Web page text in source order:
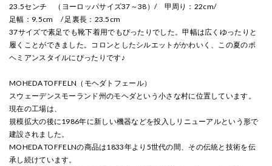
23.5センチ （ヨーロッパサイズ37～38）/ 甲周り：22cm/
足幅：9.5cm / 足裏長：23.5cm
37サイズで素足でも靴下着用でもぴったりでした。甲幅は広くゆったりと
履くことができました。コロンとしたシルエットがかわいく、この夏のボ
ヘミアンスタイルにぴったりです♪
MOHEDA TOFFELN（モヘダトフェール）
スウェーデンスモーランド州のモヘダという小さな村に位置しています。
現在の工場は、
規模拡大の後に1986年に新しい機器などを投入しリニューアルという形で
建設されました。
MOHEDA TOFFELNの商品は1833年より5世代の間、その伝統と技術を伝
承し続けています。